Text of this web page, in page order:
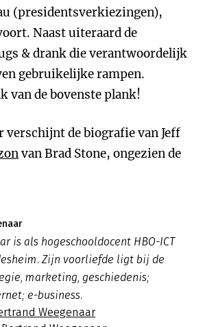
(presidentsverkiezingen),
Naast uiteraard de
& drank die verantwoordelijk
gebruikelijke rampen.
van de bovenste plank!
verschijnt de biografie van Jeff
van Brad Stone, ongezien de
is als hogeschooldocent HBO-ICT
Zijn voorliefde ligt bij de
marketing, geschiedenis;
e-business.
Weegenaar